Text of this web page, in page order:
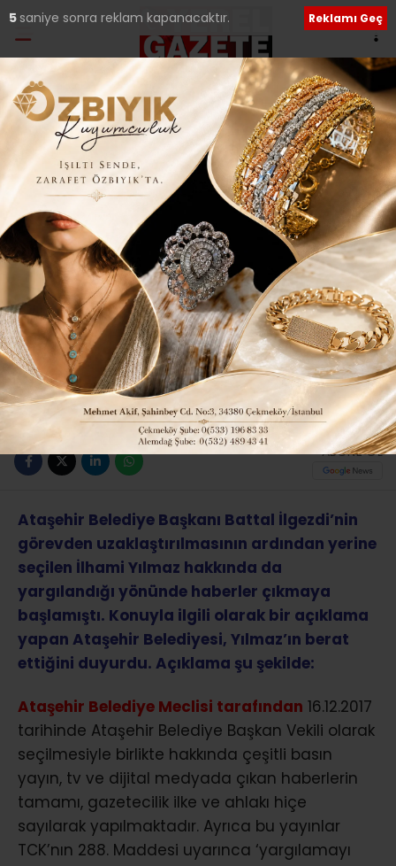
Ana Sayfa›İLÇELERDEN HABERLER
ATAŞEHİR’DEN BİR
‘BERAT’ AÇIKLAMASI
DAHA..
Giriş: 20-12-2017 10:35
Güncelleme: 20-12-2017 10:38
261 İLÇELERDEN HABERLER
ABONE OL
Ataşehir Belediye Başkanı Battal İlgezdi’nin
görevden uzaklaştırılmasının ardından yerine
seçilen İlhami Yılmaz hakkında da
yargılandığı yönünde haberler çıkmaya
başlamıştı. Konuyla ilgili olarak bir açıklama
yapan Ataşehir Belediyesi, Yılmaz’ın berat
ettiğini duyurdu. Açıklama şu şekilde:
Ataşehir Belediye Meclisi tarafından 16.12.2017
tarihinde Ataşehir Belediye Başkan Vekili olarak
seçilmesiyle birlikte hakkında çeşitli basın
yayın, tv ve dijital medyada çıkan haberlerin
tamamı, gazetecilik ilke ve ahlakı hiçe
sayılarak yapılmaktadır. Ayrıca bu yayınlar
TCK’nın 288. Maddesi uyarınca ‘yargılamayı
3 saniye sonra reklam kapanacaktır. Reklamı Geç